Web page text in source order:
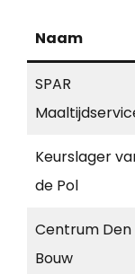
Naam
SPAR
Keurslager
de Pol
Centrum Den
Bouw